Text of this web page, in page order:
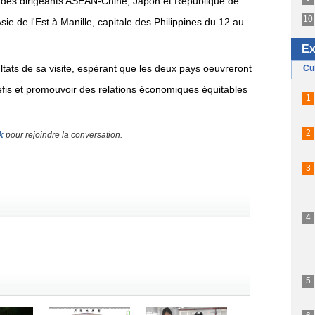
de l'Est à Manille, capitale des Philippines du 12 au
de sa visite, espérant que les deux pays oeuvreront
et promouvoir des relations économiques équitables
pour rejoindre la conversation.